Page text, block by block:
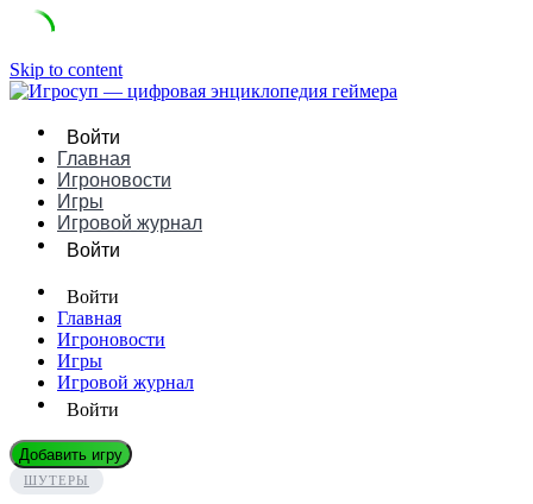
Skip to content
Войти
Главная
Игроновости
Игры
Игровой журнал
Войти
Войти
Главная
Игроновости
Игры
Игровой журнал
Войти
Добавить игру
ШУТЕРЫ